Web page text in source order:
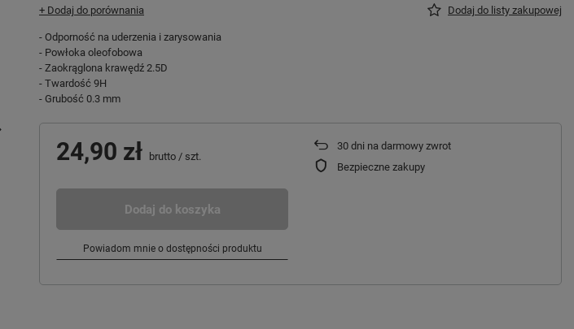
+ Dodaj do porównania Dodaj do listy zakupowej
- Odporność na uderzenia i zarysowania
- Powłoka oleofobowa
- Zaokrąglona krawędź 2.5D
- Twardość 9H
- Grubość 0.3 mm
24,90 zł brutto / szt.
Dodaj do koszyka
Powiadom mnie o dostępności produktu
30 dni na darmowy zwrot
Bezpieczne zakupy